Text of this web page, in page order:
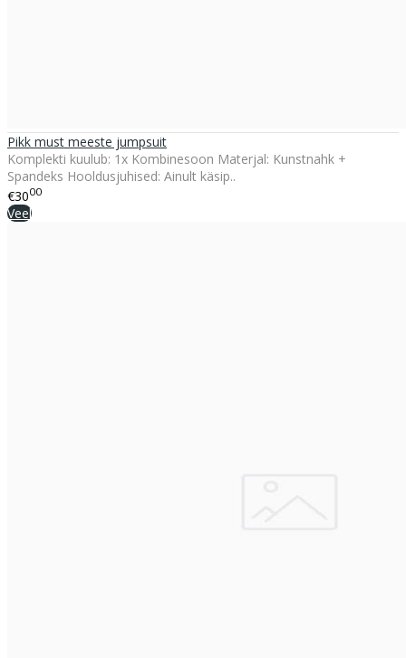
Pikk must meeste jumpsuit
Komplekti kuulub: 1x Kombinesoon Materjal: Kunstnahk +
Spandeks Hooldusjuhised: Ainult käsip..
€3000
Veel